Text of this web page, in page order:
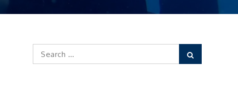
Search
for: